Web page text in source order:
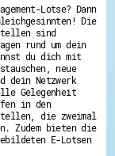
Lotse? Dann
Die
sind
rund um dein
du dich mit
neue
dein Netzwerk
Gelegenheit
in den
die zweimal
Zudem bieten die
E-Lotsen